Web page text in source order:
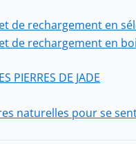
de rechargement en
de rechargement en
DE JADE
naturelles pour se